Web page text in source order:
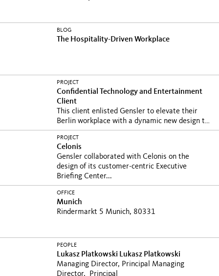
BLOG
The Hospitality-Driven Workplace
PROJECT
Confidential Technology and Entertainment
Client
This client enlisted Gensler to elevate their
Berlin workplace with a dynamic new design to
capture...
PROJECT
Celonis
Gensler collaborated with Celonis on the
design of its customer-centric Executive
Briefing Center...
OFFICE
Munich
Rindermarkt 5 Munich, 80331
PEOPLE
Lukasz Platkowski Lukasz Platkowski
Managing Director, Principal Managing
Director, Principal